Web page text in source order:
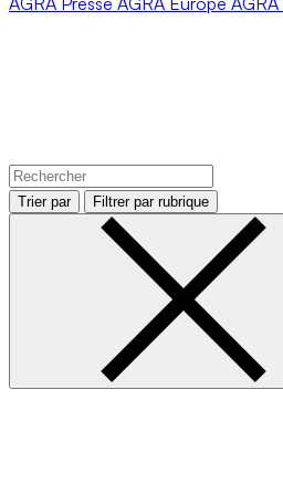
Trier par Filtrer par rubrique